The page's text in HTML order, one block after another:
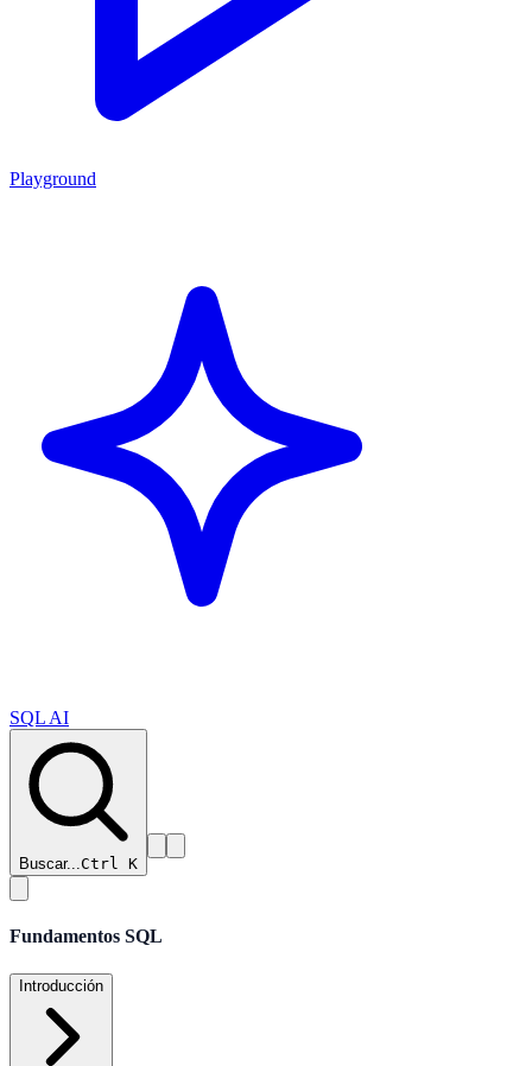
Playground
SQL AI
Buscar...Ctrl K
Fundamentos SQL
Introducción